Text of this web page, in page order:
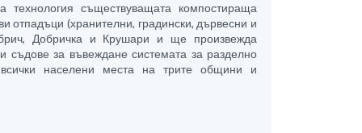
съществуващата компостираща
отпадъци (хранителни, градински, дървесни и
Добричка и Крушари и ще произвежда
съдове за въвеждане системата за разделно
населени места на трите общини и